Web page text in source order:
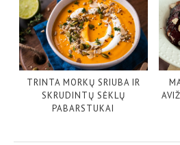
TRINTA MORKŲ SRIUBA IR
SKRUDINTŲ SĖKLŲ
PABARSTUKAI